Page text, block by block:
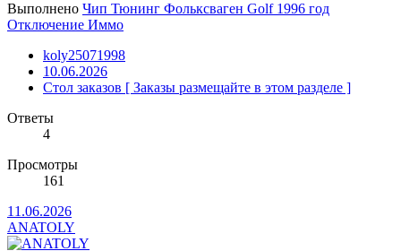
Выполнено Чип Тюнинг Фольксваген Golf 1996 год
Отключение Иммо
koly25071998
10.06.2026
Стол заказов [ Заказы размещайте в этом разделе ]
Ответы
4
Просмотры
161
11.06.2026
ANATOLY